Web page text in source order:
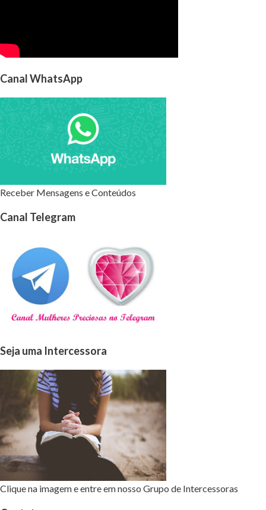
Canal WhatsApp
Receber Mensagens e Conteúdos
Canal Telegram
Seja uma Intercessora
Clique na imagem e entre em nosso Grupo de Intercessoras